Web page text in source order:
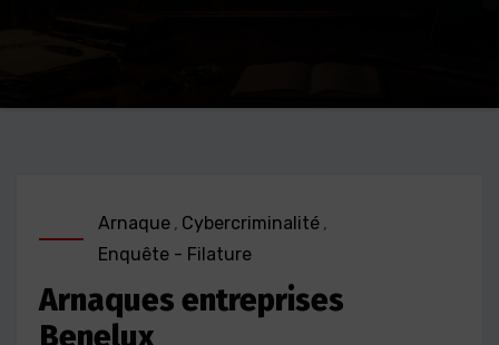
Arnaque , Cybercriminalité ,
Enquête - Filature
Arnaques entreprises
Benelux